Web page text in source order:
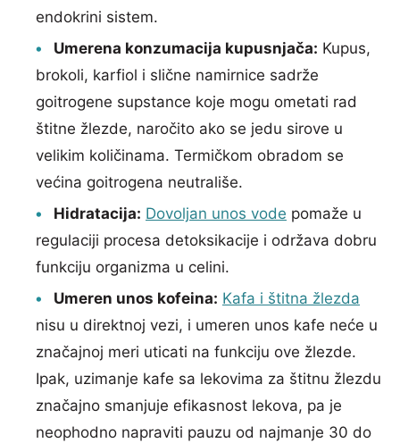
endokrini sistem.
Umerena konzumacija kupusnjača: Kupus,
brokoli, karfiol i slične namirnice sadrže
goitrogene supstance koje mogu ometati rad
štitne žlezde, naročito ako se jedu sirove u
velikim količinama. Termičkom obradom se
većina goitrogena neutrališe.
Hidratacija: Dovoljan unos vode pomaže u
regulaciji procesa detoksikacije i održava dobru
funkciju organizma u celini.
Umeren unos kofeina: Kafa i štitna žlezda
nisu u direktnoj vezi, i umeren unos kafe neće u
značajnoj meri uticati na funkciju ove žlezde.
Ipak, uzimanje kafe sa lekovima za štitnu žlezdu
značajno smanjuje efikasnost lekova, pa je
neophodno napraviti pauzu od najmanje 30 do